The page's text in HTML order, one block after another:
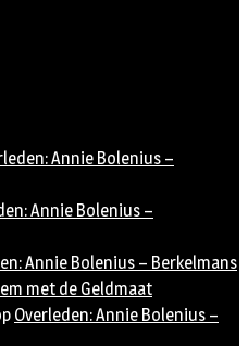
Annie Bolenius –
Annie Bolenius –
Annie Bolenius – Berkelmans
met de Geldmaat
Overleden: Annie Bolenius –